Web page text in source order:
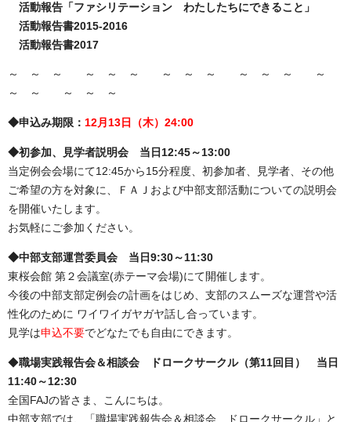
活動報告「ファシリテーション わたしたちにできること」
活動報告書2015-2016
活動報告書2017
～ ～ ～ ～ ～ ～ ～ ～ ～ ～ ～ ～ ～
～ ～ ～ ～ ～
◆申込み期限： 12月13日（木）24:00
◆初参加、見学者説明会 当日12:45～13:00
当定例会会場にて12:45から15分程度、初参加者、見学者、その他
ご希望の方を対象に、ＦＡＪおよび中部支部活動についての説明会
を開催いたします。
お気軽にご参加ください。
◆中部支部運営委員会 当日9:30～11:30
東桜会館 第２会議室(赤テーマ会場)にて開催します。
今後の中部支部定例会の計画をはじめ、支部のスムーズな運営や活
性化のために ワイワイガヤガヤ話し合っています。
見学は申込不要でどなたでも自由にできます。
◆職場実践報告会＆相談会 ドロークサークル（第11回目）
当日
11:40～12:30
全国FAJの皆さま、こんにちは。
中部支部では、「職場実践報告会＆相談会 ドロークサークル」と